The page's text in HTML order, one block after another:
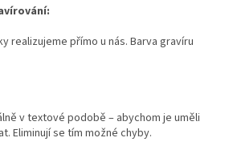
realizujeme přímo u nás. Barva gravíru
v textové podobě – abychom je uměli
Eliminují se tím možné chyby.